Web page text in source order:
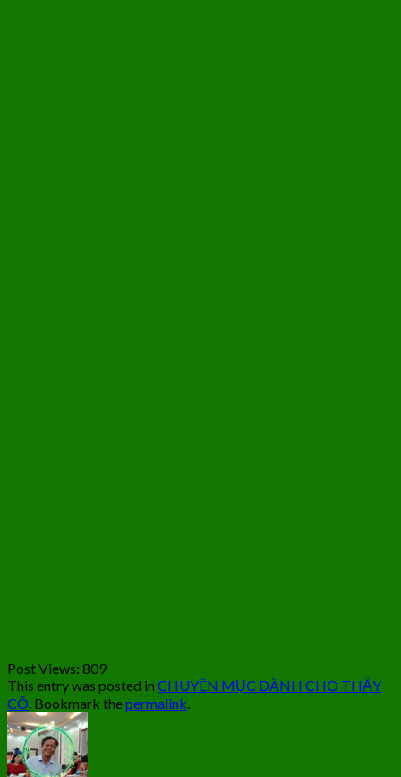
Post Views: 809
This entry was posted in CHUYÊN MỤC DÀNH CHO THẦY
CÔ. Bookmark thepermalink.